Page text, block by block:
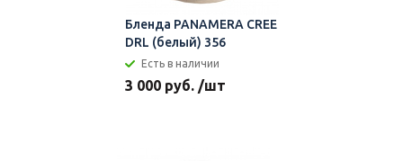
Бленда PANAMERA CREE
DRL (белый) 356
Есть в наличии
3 000 руб. /шт